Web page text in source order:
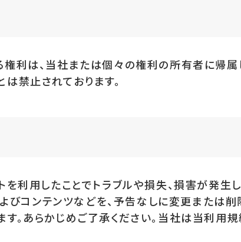
利は、当社または個々の権利の所有者に帰
禁止されております。
利用したことでトラブルや損失、損害が発生
びコンテンツなどを、予告なしに変更または削
。あらかじめご了承ください。当社は当利用